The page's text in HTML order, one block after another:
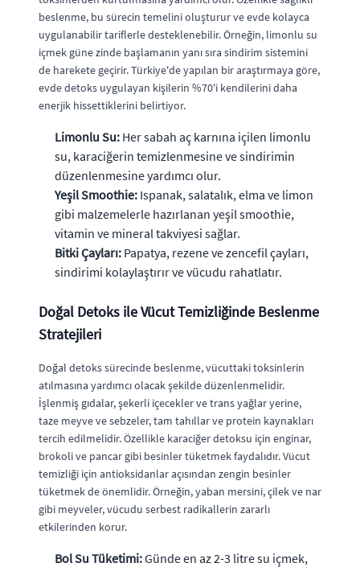
beslenme, bu sürecin temelini oluşturur ve evde kolayca
uygulanabilir tariflerle desteklenebilir. Örneğin, limonlu su
içmek güne zinde başlamanın yanı sıra sindirim sistemini
de harekete geçirir. Türkiye'de yapılan bir araştırmaya göre,
evde detoks uygulayan kişilerin %70'i kendilerini daha
enerjik hissettiklerini belirtiyor.
Limonlu Su: Her sabah aç karnına içilen limonlu
su, karaciğerin temizlenmesine ve sindirimin
düzenlenmesine yardımcı olur.
Yeşil Smoothie: Ispanak, salatalık, elma ve limon
gibi malzemelerle hazırlanan yeşil smoothie,
vitamin ve mineral takviyesi sağlar.
Bitki Çayları: Papatya, rezene ve zencefil çayları,
sindirimi kolaylaştırır ve vücudu rahatlatır.
Doğal Detoks ile Vücut Temizliğinde Beslenme
Stratejileri
Doğal detoks sürecinde beslenme, vücuttaki toksinlerin
atılmasına yardımcı olacak şekilde düzenlenmelidir.
İşlenmiş gıdalar, şekerli içecekler ve trans yağlar yerine,
taze meyve ve sebzeler, tam tahıllar ve protein kaynakları
tercih edilmelidir. Özellikle karaciğer detoksu için enginar,
brokoli ve pancar gibi besinler tüketmek faydalıdır. Vücut
temizliği için antioksidanlar açısından zengin besinler
tüketmek de önemlidir. Örneğin, yaban mersini, çilek ve nar
gibi meyveler, vücudu serbest radikallerin zararlı
etkilerinden korur.
Bol Su Tüketimi:Günde en az 2-3 litre su içmek,